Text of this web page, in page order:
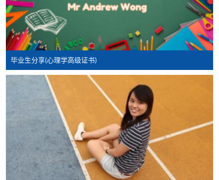
人姓名。 阁下可：
亲临学院各报名中心递交划线支票、报名表格及有关
证明文件；
或可将上述文件一并寄交各报名中心，信封上请注明
「报读课程」，惟学院对邮递失误而遗失的支票及个
人资料概不负责。
3. VISA / Mastercard
申请人可亲临学院任何一所报名中心，以 VISA 或
Mastercard（包括「香港大学专业进修学院
Mastercard卡」）缴付学费。香港大学专业进修学院
Mastercard卡持有人，如报读课程满港币2,000元，可
享有十个月免息分期付款优惠，惟课程申请人必须为
毕业生分享(心理学高级证书)